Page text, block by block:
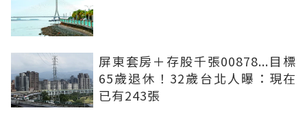
屏東套房＋存股千張00878...目標
65歲退休！32歲台北人曝：現在
已有243張